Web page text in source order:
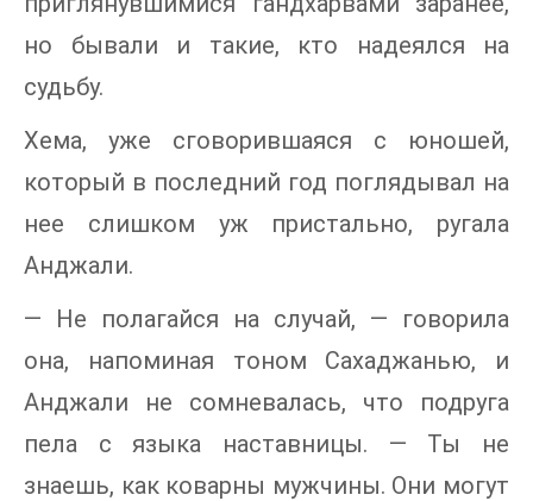
но бывали и такие, кто надеялся на
судьбу.
Хема, уже сговорившаяся с юношей,
который в последний год поглядывал на
нее слишком уж пристально, ругала
Анджали.
— Не полагайся на случай, — говорила
она, напоминая тоном Сахаджанью, и
Анджали не сомневалась, что подруга
пела с языка наставницы. — Ты не
знаешь, как коварны мужчины. Они могут